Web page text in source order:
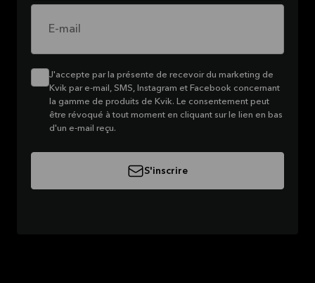
E-mail
J'accepte par la présente de recevoir du marketing de
Kvik par e-mail, SMS, Instagram et Facebook concernant
la gamme de produits de Kvik. Le consentement peut
être révoqué à tout moment en cliquant sur le lien en bas
d'un e-mail reçu.
S'inscrire